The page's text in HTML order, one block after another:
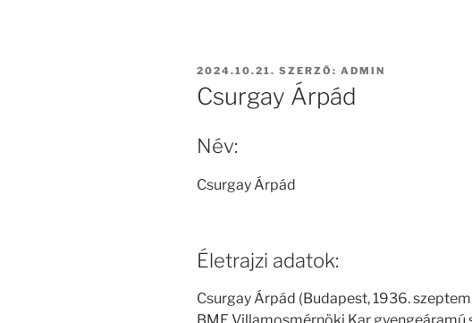
BEKÜLDVE:
2024.10.21. SZERZŐ: ADMIN
Csurgay Árpád
Név:
Csurgay Árpád
Életrajzi adatok:
Csurgay Árpád (Budapest, 1936.